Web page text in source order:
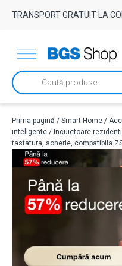
TRANSPORT GRATUIT LA
Products
search
Prima pagină / Smart Home /
inteligente / Incuietoare
tastatura, sonerie, compatibila